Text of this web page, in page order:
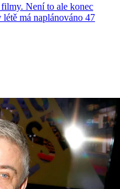
Není to ale konec
má naplánováno 47